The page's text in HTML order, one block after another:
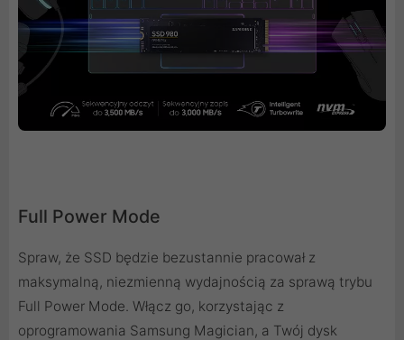
Full Power Mode
Spraw, że SSD będzie bezustannie pracował z
maksymalną, niezmienną wydajnością za sprawą trybu
Full Power Mode. Włącz go, korzystając z
oprogramowania Samsung Magician, a Twój dysk